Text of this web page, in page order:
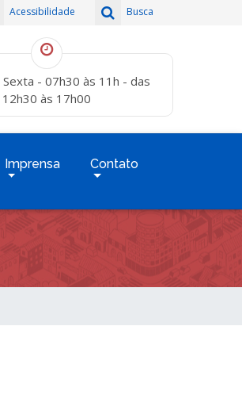
Busca
Acessibilidade
Sexta - 07h30 às 11h - das
12h30 às 17h00
Imprensa Contato